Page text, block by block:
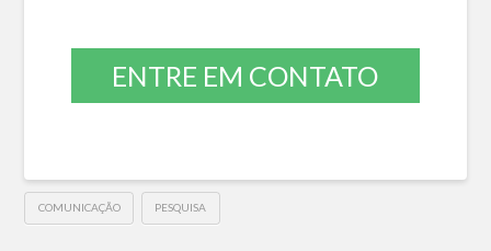
ENTRE EM CONTATO
COMUNICAÇÃO PESQUISA